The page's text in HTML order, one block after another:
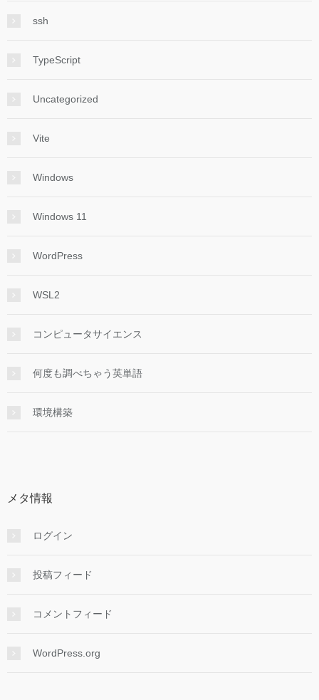
ssh
TypeScript
Uncategorized
Vite
Windows
Windows 11
WordPress
WSL2
コンピュータサイエンス
何度も調べちゃう英単語
環境構築
メタ情報
ログイン
投稿フィード
コメントフィード
WordPress.org